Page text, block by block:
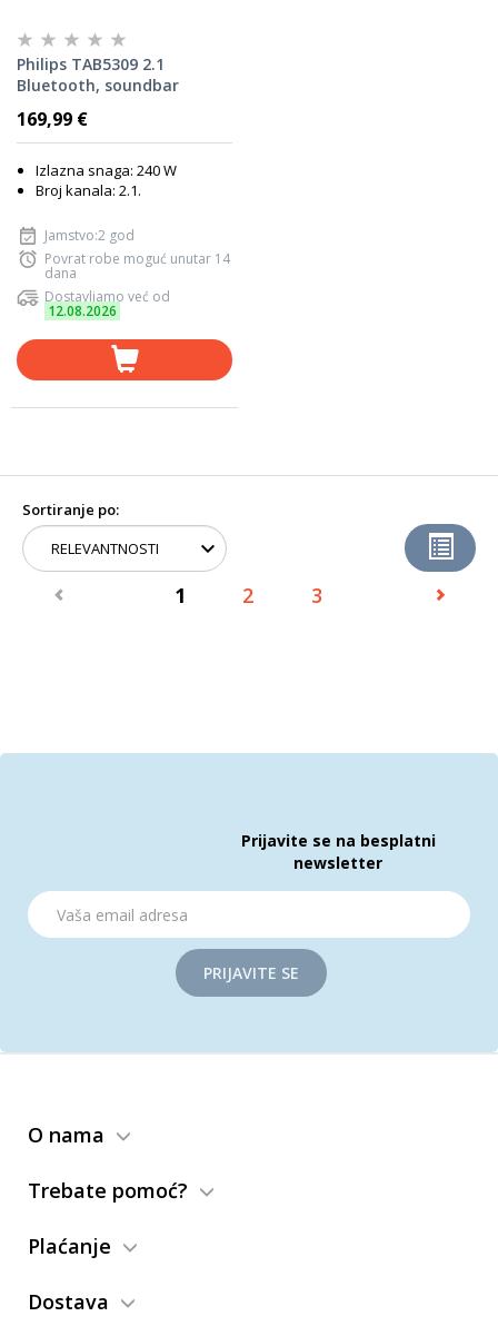
Philips TAB5309 2.1
Bluetooth, soundbar
169,99 €
Izlazna snaga: 240 W
Broj kanala: 2.1.
Jamstvo:2 god
Povrat robe moguć unutar 14
dana
Dostavljamo već od
12.08.2026
Sortiranje po:
1 2 3
Prijavite se na besplatni
newsletter
PRIJAVITE SE
O nama
Trebate pomoć?
Plaćanje
Dostava